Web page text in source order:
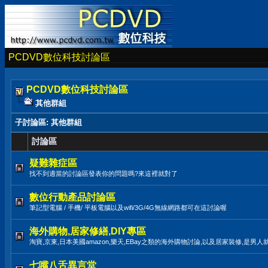
PCDVD數位科技討論區
PCDVD數位科技討論區
其他群組
子討論區: 其他群組
討論區
疑難雜症區
找不到適當的討論區發表你的問題嗎?來這裡就對了
數位行動產品討論區
筆記型電腦 / 手機/ 平板電腦以及wifi/3G/4G無線網路都可在這討論喔
海外購物,居家修繕,DIY專區
淘寶,京東,日本美國amazon,樂天,EBay之類的海外購物討論,以及居家裝修,是男人
七嘴八舌異言堂